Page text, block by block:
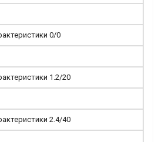
0/0
1.2/20
2.4/40